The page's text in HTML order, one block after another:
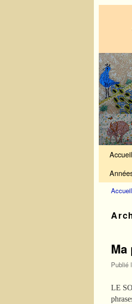
Accueil
Accueil
Publié
LE